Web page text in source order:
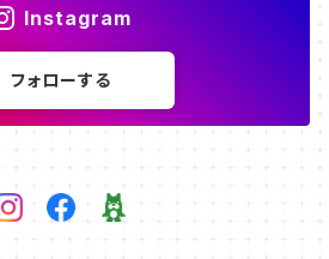
Instagram
フォローする